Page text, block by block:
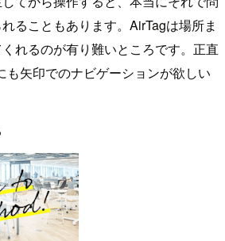
ることもあります。AirTagは場所ま
れるのが有り難いところです。正直
も矢印でのナビゲーションが欲しい